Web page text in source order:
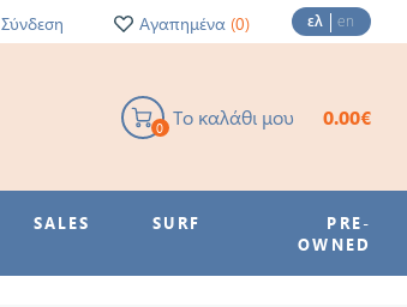
Σύνδεση Αγαπημένα (0) ελ en
Το καλάθι μου
0 0.00€
SALES SURF
PRE-
OWNED